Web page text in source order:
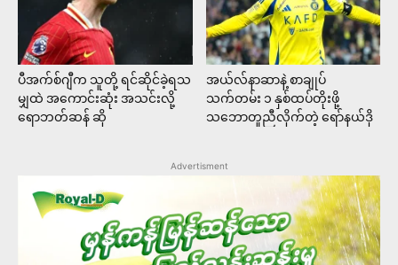
ပီအက်စ်ဂျီက သူတို့ ရင်ဆိုင်ခဲ့ရသ
မျှထဲ အကောင်းဆုံး အသင်းလို့
ရောဘတ်ဆန် ဆို
အယ်လ်နာဆာနဲ့ စာချုပ်
သက်တမ်း ၁ နှစ်ထပ်တိုးဖို့
သဘောတူညီလိုက်တဲ့ ရော်နယ်ဒို
Advertisment